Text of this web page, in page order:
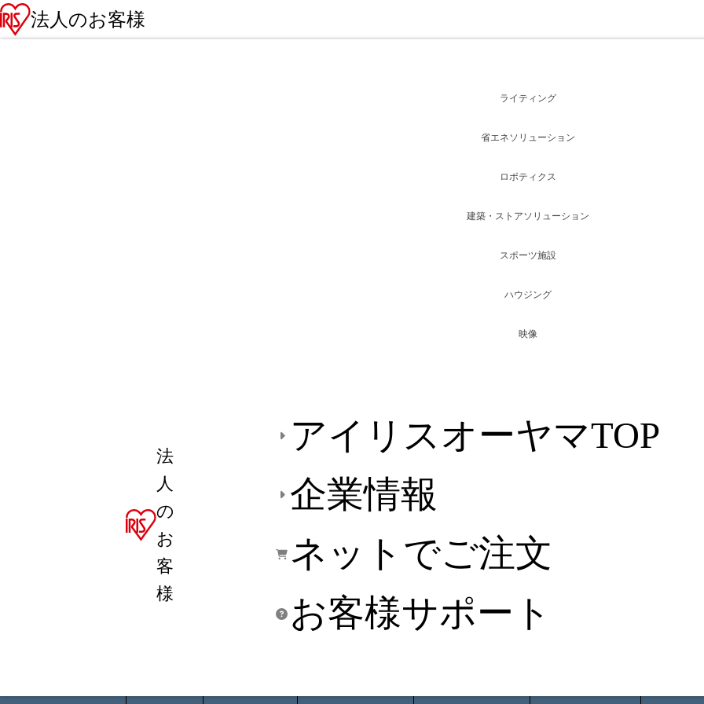
法人のお客様
法
人
の
お
客
様
アイリスオーヤマTOP
企業情報
ネットでご注文
お客様サポート
ライティング
省エネソリューション
ロボティクス
建築・ストアソリューション
スポーツ施設
ハウジング
映像